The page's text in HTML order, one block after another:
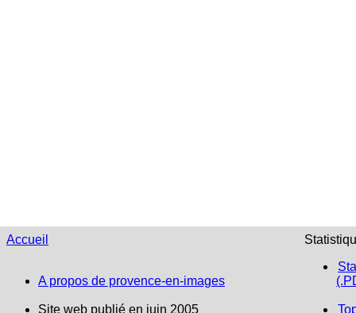
Accueil
A propos de provence-en-images
Site web publié en juin 2005